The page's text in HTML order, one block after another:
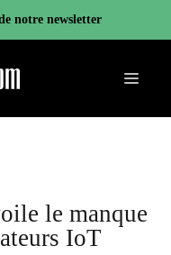
notre newsletter
Menu
le manque
IoT